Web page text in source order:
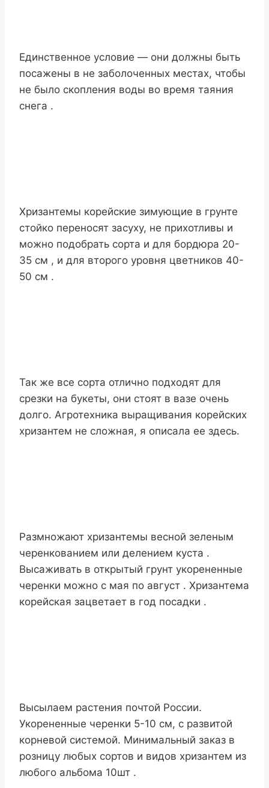
Единственное условие — они должны быть
посажены в не заболоченных местах, чтобы
не было скопления воды во время таяния
снега .
Хризантемы корейские зимующие в грунте
стойко переносят засуху, не прихотливы и
можно подобрать сорта и для бордюра 20-
35 см , и для второго уровня цветников 40-
50 см .
Так же все сорта отлично подходят для
срезки на букеты, они стоят в вазе очень
долго. Агротехника выращивания корейских
хризантем не сложная, я описала ее здесь.
Размножают хризантемы весной зеленым
черенкованием или делением куста .
Высаживать в открытый грунт укорененные
черенки можно с мая по август . Хризантема
корейская зацветает в год посадки .
Высылаем растения почтой России.
Укорененные черенки 5-10 см, с развитой
корневой системой. Минимальный заказ в
розницу любых сортов и видов хризантем из
любого альбома 10шт .